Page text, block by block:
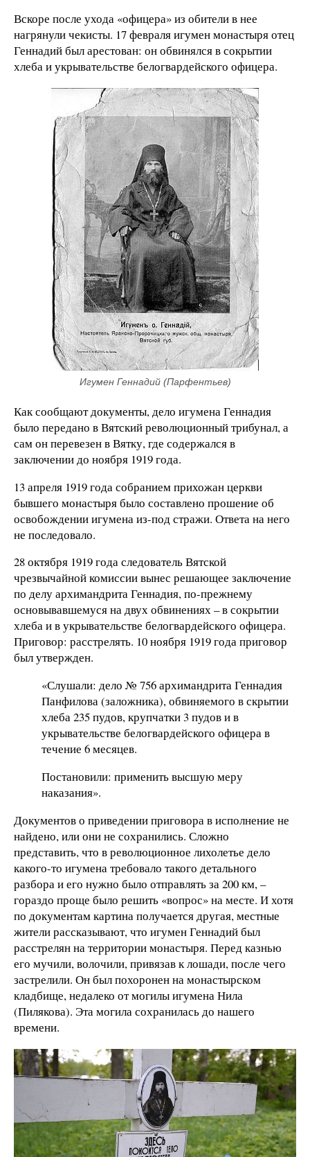
Вскоре после ухода «офицера» из обители в нее
нагрянули чекисты. 17 февраля игумен монастыря отец
Геннадий был арестован: он обвинялся в сокрытии
хлеба и укрывательстве белогвардейского офицера.
Игумен Геннадий (Парфентьев)
Как сообщают документы, дело игумена Геннадия
было передано в Вятский революционный трибунал, а
сам он перевезен в Вятку, где содержался в
заключении до ноября 1919 года.
13 апреля 1919 года собранием прихожан церкви
бывшего монастыря было составлено прошение об
освобождении игумена из-под стражи. Ответа на него
не последовало.
28 октября 1919 года следователь Вятской
чрезвычайной комиссии вынес решающее заключение
по делу архимандрита Геннадия, по-прежнему
основывавшемуся на двух обвинениях – в сокрытии
хлеба и в укрывательстве белогвардейского офицера.
Приговор: расстрелять. 10 ноября 1919 года приговор
был утвержден.
«Слушали: дело № 756 архимандрита Геннадия
Панфилова (заложника), обвиняемого в скрытии
хлеба 235 пудов, крупчатки 3 пудов и в
укрывательстве белогвардейского офицера в
течение 6 месяцев.
Постановили: применить высшую меру
наказания».
Документов о приведении приговора в исполнение не
найдено, или они не сохранились. Сложно
представить, что в революционное лихолетье дело
какого-то игумена требовало такого детального
разбора и его нужно было отправлять за 200 км, –
гораздо проще было решить «вопрос» на месте. И хотя
по документам картина получается другая, местные
жители рассказывают, что игумен Геннадий был
расстрелян на территории монастыря. Перед казнью
его мучили, волочили, привязав к лошади, после чего
застрелили. Он был похоронен на монастырском
кладбище, недалеко от могилы игумена Нила
(Пилякова). Эта могила сохранилась до нашего
времени.